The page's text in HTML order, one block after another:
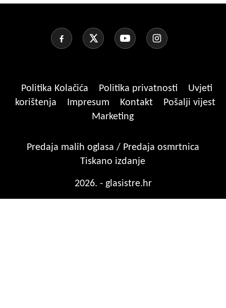
Politika Kolačića Politika privatnosti
Uvjeti
korištenja
Impresum Kontakt
Pošalji vijest
Marketing
Predaja malih oglasa / Predaja osmrtnica
Tiskano izdanje
2026. - glasistre.hr